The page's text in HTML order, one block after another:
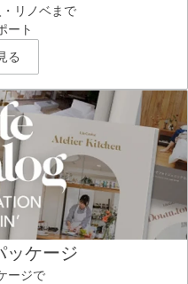
リノベまで
ート
る
ッケージ
ージで